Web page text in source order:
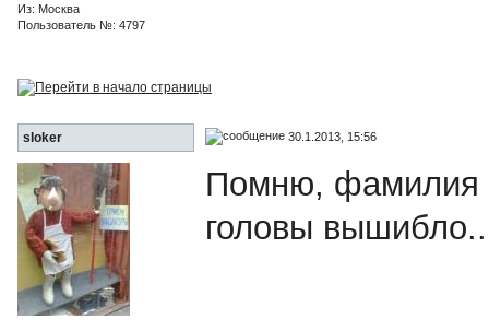
Из: Москва
Пользователь №: 4797
sloker 30.1.2013, 15:56
Помню, фамилия
головы